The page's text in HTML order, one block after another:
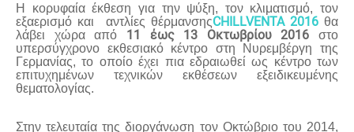
Η κορυφαία έκθεση για την ψύξη, τον κλιματισμό, τον
εξαερισμό και
αντλίες θέρμανσηςCHILLVENTA2016θα
λάβει χώρα από 11 έως 13 Οκτωβρίου 2016 στο
υπερσύγχρονο εκθεσιακό κέντρο στη Νυρεμβέργη της
Γερμανίας, το οποίο έχει πια εδραιωθεί ως κέντρο των
επιτυχημένων τεχνικών εκθέσεων εξειδικευμένης
θεματολογίας.
Στην τελευταία της διοργάνωση τον Οκτώβριο του 2014,